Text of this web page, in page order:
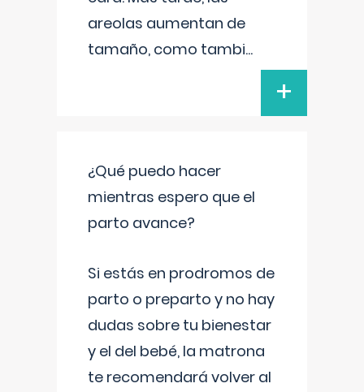
areolas aumentan de
tamaño, como tambi...
+
¿Qué puedo hacer
mientras espero que el
parto avance?
Si estás en prodromos de
parto o preparto y no hay
dudas sobre tu bienestar
y el del bebé, la matrona
te recomendará volver al